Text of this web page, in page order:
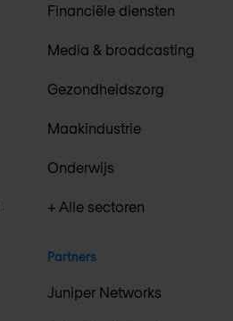
Financiële diensten
Media & broadcasting
Gezondheidszorg
Maakindustrie
Onderwijs
+ Alle sectoren
Partners
Juniper Networks